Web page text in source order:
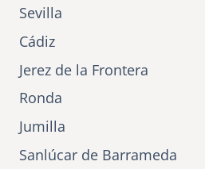
Sevilla
Cádiz
Jerez de la Frontera
Ronda
Jumilla
Sanlúcar de Barrameda